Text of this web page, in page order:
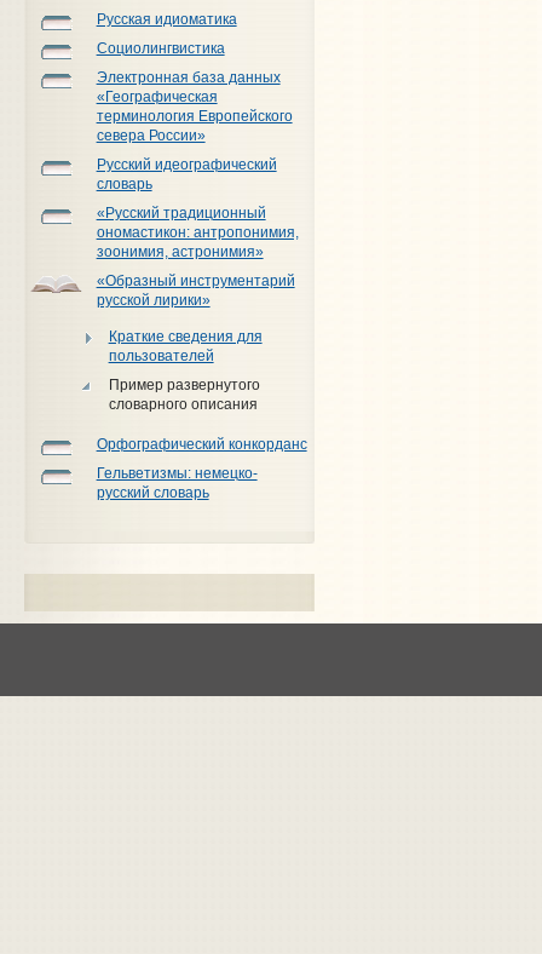
Русская идиоматика
Социолингвистика
Электронная база данных
«Географическая
терминология Европейского
севера России»
Русский идеографический
словарь
«Русский традиционный
ономастикон: антропонимия,
зоонимия, астронимия»
«Образный инструментарий
русской лирики»
Краткие сведения для
пользователей
Пример развернутого
словарного описания
Орфографический конкорданс
Гельветизмы: немецко-
русский словарь